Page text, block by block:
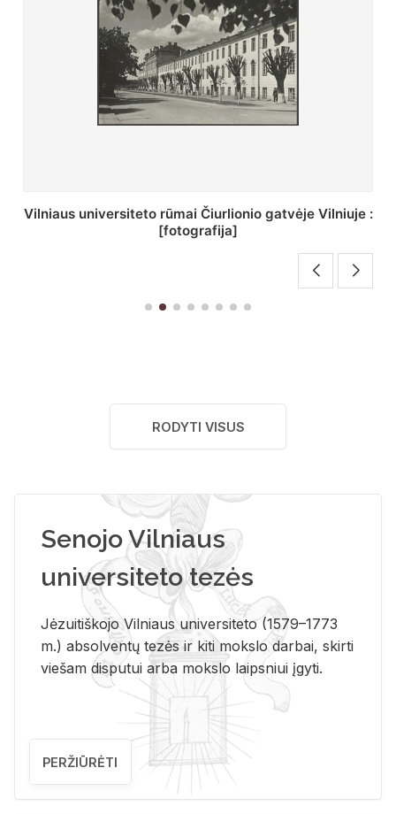
St. Batoro universiteto J. Pilsudskio kolegija :
[fotografija]
RODYTI VISUS
Senojo Vilniaus
universiteto tezės
Jėzuitiškojo Vilniaus universiteto (1579–1773
m.) absolventų tezės ir kiti mokslo darbai, skirti
viešam disputui arba mokslo laipsniui įgyti.
PERŽIŪRĖTI